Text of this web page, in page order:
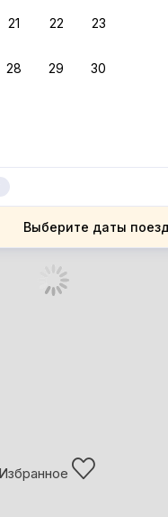
21 22 23
28 29 30
Выберите даты